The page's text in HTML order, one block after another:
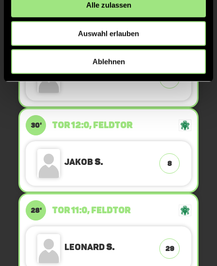
Alle zulassen
Auswahl erlauben
Ablehnen
LukeH.
30' TOR 12:0, FELDTOR
JakobS. 8
28' TOR 11:0, FELDTOR
LeonardS. 29